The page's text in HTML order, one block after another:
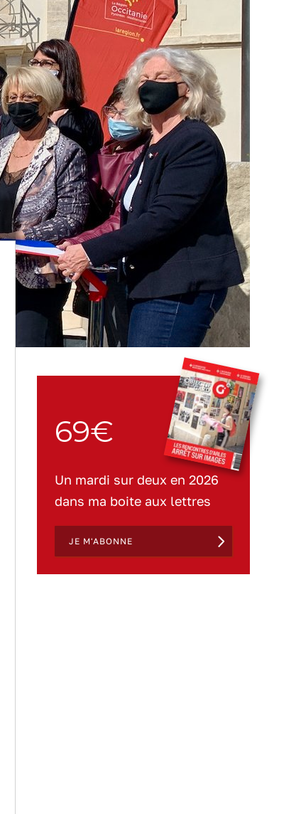
69€
Un mardi sur deux en 2026
dans ma boite aux lettres
JE M'ABONNE